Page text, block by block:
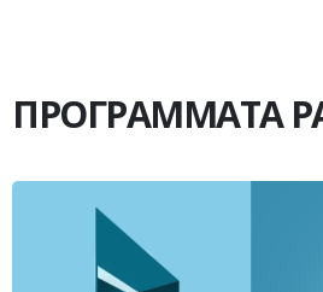
ΠΡΟΓΡΑΜΜΑΤΑ